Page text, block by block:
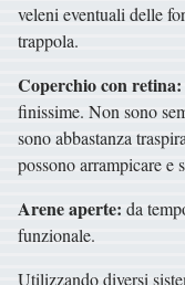
veleni eventuali delle
trappola.
Coperchio con retina:
finissime. Non sono
sono abbastanza
possono arrampicare e
Arene aperte: da
funzionale.
Utilizzando diversi